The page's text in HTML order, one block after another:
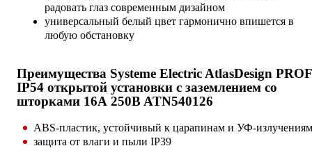
радовать глаз современным дизайном
универсальный белый цвет гармонично впишется в
любую обстановку
Преимущества Systeme Electric AtlasDesign
IP54 открытой установки с заземлением со
шторками 16А 250B ATN540126
ABS-пластик, устойчивый к царапинам и УФ-излучениям
защита от влаги и пыли IP39